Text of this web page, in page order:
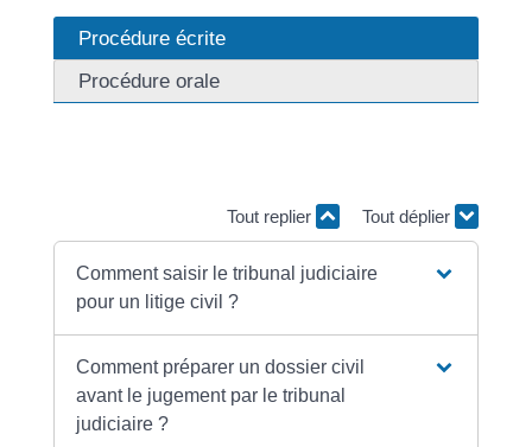
Procédure écrite
Procédure orale
Tout replier
Tout déplier
Comment saisir le tribunal judiciaire
pour un litige civil ?
Comment préparer un dossier civil
avant le jugement par le tribunal
judiciaire ?